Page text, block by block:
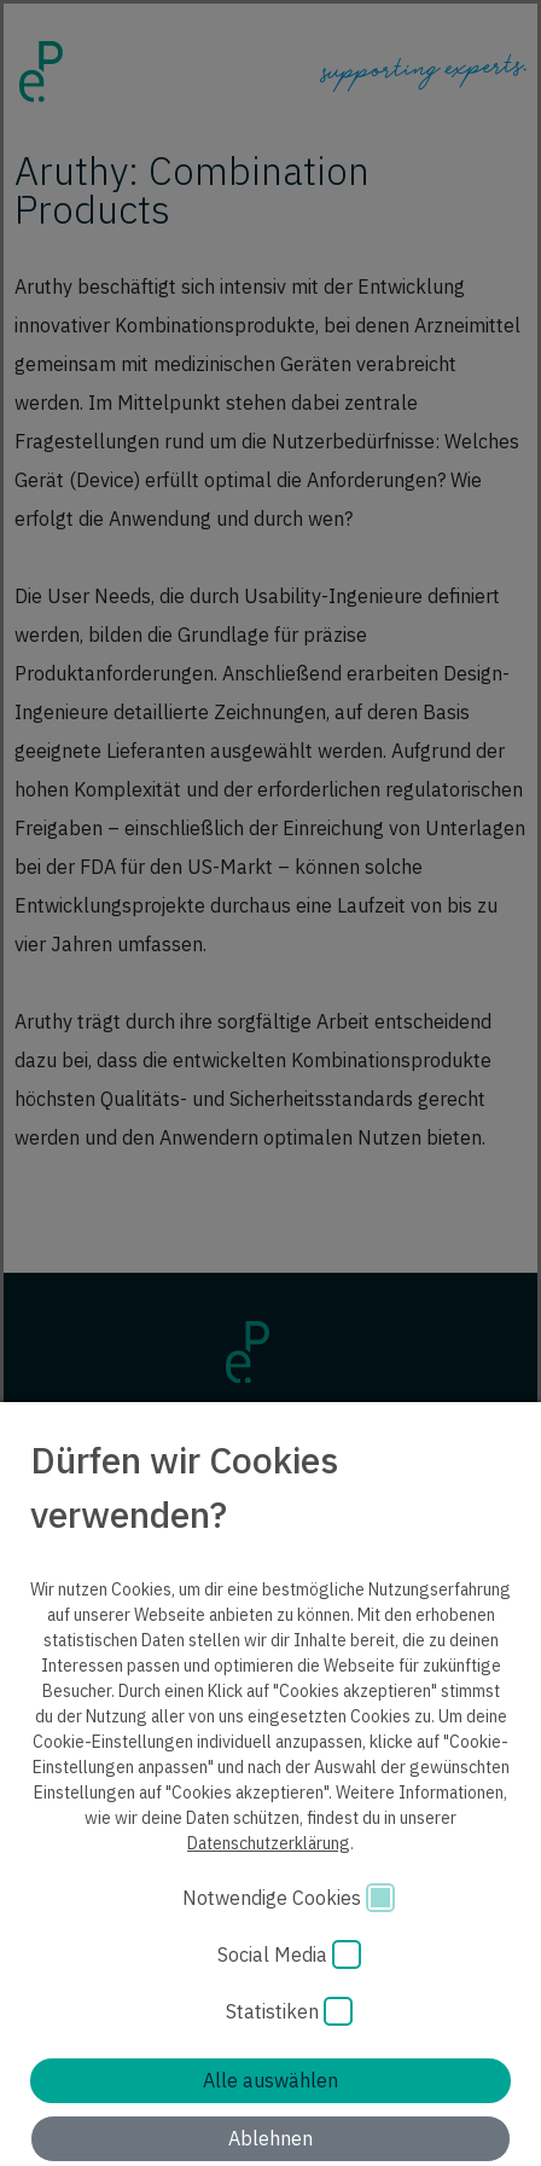
Aruthy: Combination
Products
Aruthy beschäftigt sich intensiv mit der Entwicklung
innovativer Kombinationsprodukte, bei denen Arzneimittel
gemeinsam mit medizinischen Geräten verabreicht
werden. Im Mittelpunkt stehen dabei zentrale
Fragestellungen rund um die Nutzerbedürfnisse: Welches
Gerät (Device) erfüllt optimal die Anforderungen? Wie
erfolgt die Anwendung und durch wen?
Die User Needs, die durch Usability-Ingenieure definiert
werden, bilden die Grundlage für präzise
Produktanforderungen. Anschließend erarbeiten Design-
Ingenieure detaillierte Zeichnungen, auf deren Basis
geeignete Lieferanten ausgewählt werden. Aufgrund der
hohen Komplexität und der erforderlichen regulatorischen
Freigaben – einschließlich der Einreichung von Unterlagen
bei der FDA für den US-Markt – können solche
Entwicklungsprojekte durchaus eine Laufzeit von bis zu
vier Jahren umfassen.
Aruthy trägt durch ihre sorgfältige Arbeit entscheidend
dazu bei, dass die entwickelten Kombinationsprodukte
höchsten Qualitäts- und Sicherheitsstandards gerecht
werden und den Anwendern optimalen Nutzen bieten.
© 2025 engineering people GmbH. All rights reserved.
Datenschutzerklärung B2B Datenschutzerklärung
Einwilligung Bewerber Datenschutzhinweise Bewerber
Impressum AGB
Cookie Einstellungen
Dürfen wir Cookies
verwenden?
Wir nutzen Cookies, um dir eine bestmögliche Nutzungserfahrung
auf unserer Webseite anbieten zu können. Mit den erhobenen
statistischen Daten stellen wir dir Inhalte bereit, die zu deinen
Interessen passen und optimieren die Webseite für zukünftige
Besucher. Durch einen Klick auf "Cookies akzeptieren" stimmst
du der Nutzung aller von uns eingesetzten Cookies zu. Um deine
Cookie-Einstellungen individuell anzupassen, klicke auf "Cookie-
Einstellungen anpassen" und nach der Auswahl der gewünschten
Einstellungen auf "Cookies akzeptieren". Weitere Informationen,
wie wir deine Daten schützen, findest du in unserer
Datenschutzerklärung.
Notwendige Cookies
Social Media
Statistiken
Alle auswählen
Ablehnen